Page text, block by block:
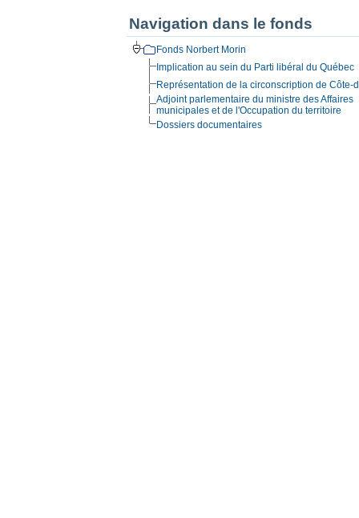
Navigation dans le fonds
Fonds Norbert Morin
Implication au sein du Parti libéral du Québec
Représentation de la circonscription de Côte-
Adjoint parlementaire du ministre des Affaires
municipales et de l'Occupation du territoire
Dossiers documentaires